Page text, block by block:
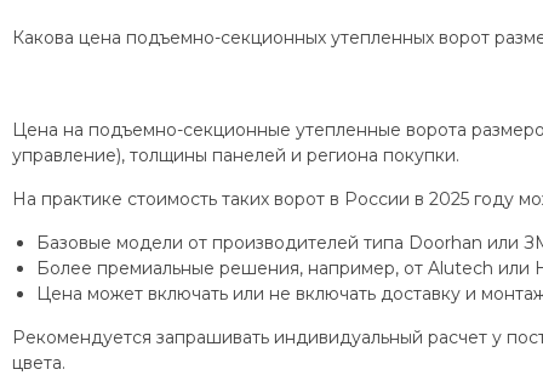
Какова цена подъемно-секционных утепленных ворот
Цена на подъемно-секционные утепленные ворота
управление), толщины панелей и региона покупки.
На практике стоимость таких ворот в России в 2025 году
Базовые модели от производителей типа Doorhan или
Более премиальные решения, например, от Alutech
Цена может включать или не включать доставку и
Рекомендуется запрашивать индивидуальный расчет у
цвета.